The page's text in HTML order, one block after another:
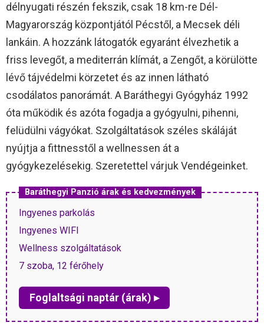
délnyugati részén fekszik, csak 18 km-re Dél-
Magyarország központjától Pécstől, a Mecsek déli
lankáin. A hozzánk látogatók egyaránt élvezhetik a
friss levegőt, a mediterrán klímát, a Zengőt, a körülötte
lévő tájvédelmi körzetet és az innen látható
csodálatos panorámát. A Baráthegyi Gyógyház 1992
óta működik és azóta fogadja a gyógyulni, pihenni,
felüdülni vágyókat. Szolgáltatások széles skáláját
nyújtja a fittnesstől a wellnessen át a
gyógykezelésekig. Szeretettel várjuk Vendégeinket.
Baráthegyi Panzió árak és kedvezmények
Ingyenes parkolás
Ingyenes WIFI
Wellness szolgáltatások
7 szoba, 12 férőhely
Foglaltsági naptár (árak) ▸